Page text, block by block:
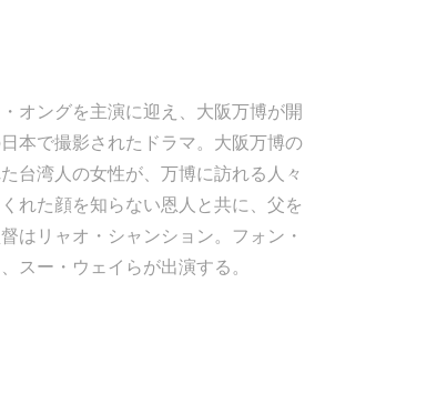
オングを主演に迎え、大阪万博が開
本で撮影されたドラマ。大阪万博の
台湾人の女性が、万博に訪れる人々
れた顔を知らない恩人と共に、父を
はリャオ・シャンション。フォン・
スー・ウェイらが出演する。